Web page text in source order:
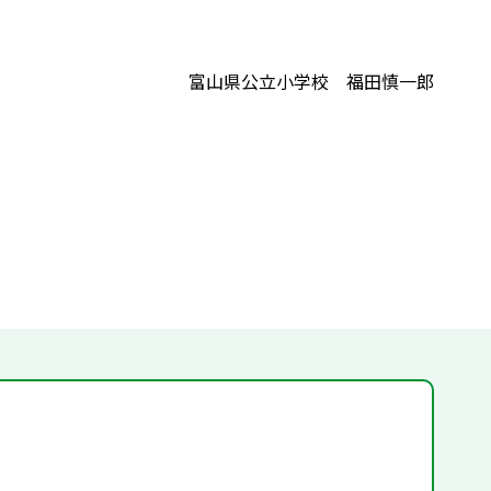
富山県公立小学校 福田慎一郎